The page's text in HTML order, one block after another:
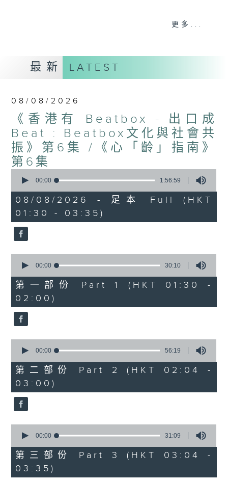
更多...
最新 LATEST
08/08/2026
《香港有 Beatbox - 出口成
Beat : Beatbox文化與社會共
振》第6集 /《心「齡」指南》
第6集
seconds
1
hour,
56
minutes,
59
seconds
00:00 1:56:59
08/08/2026 - 足本 Full (HKT
01:30 - 03:35)
seconds
30
minutes,
10
seconds
00:00 30:10
第一部份 Part 1 (HKT 01:30 -
02:00)
seconds
56
minutes,
19
seconds
00:00 56:19
第二部份 Part 2 (HKT 02:04 -
03:00)
seconds
31
minutes,
9
seconds
00:00 31:09
第三部份 Part 3 (HKT 03:04 -
03:35)